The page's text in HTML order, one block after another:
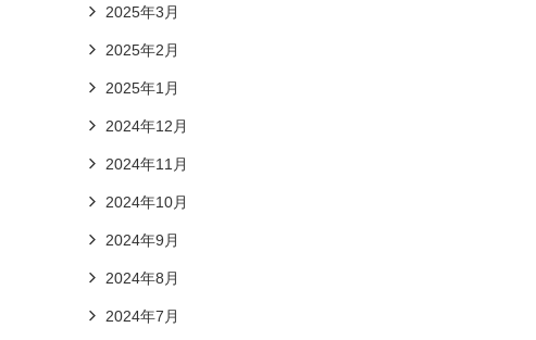
2025年3月
2025年2月
2025年1月
2024年12月
2024年11月
2024年10月
2024年9月
2024年8月
2024年7月